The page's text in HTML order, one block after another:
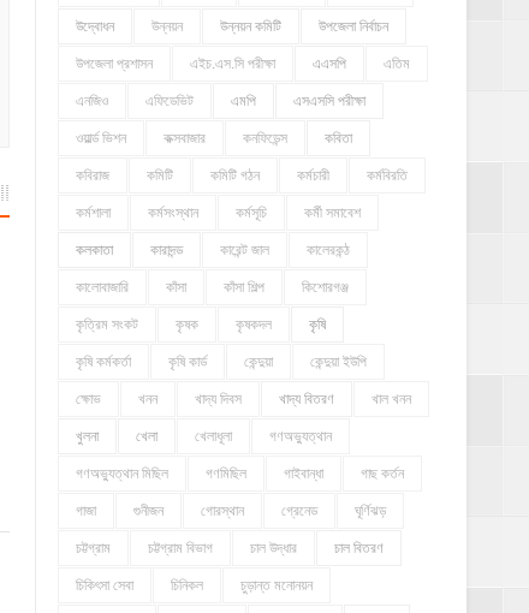
উদ্বোধন উন্নয়ন উন্নয়ন কমিটি উপজেলা নির্বাচন
উপজেলা প্রশাসন এইচ.এস.সি পরীক্ষা এএসপি এতিম
এনজিও এফিডেভিট এমপি এসএসসি পরীক্ষা
ওয়ার্ল্ড ভিশন কক্সবাজার কনফিডেন্স কবিতা
কবিরাজ কমিটি কমিটি গঠন কর্মচারী কর্মবিরতি
কর্মশালা কর্মসংস্থান কর্মসূচি কর্মী সমাবেশ
কলকাতা কারাদন্ড কারেন্ট জাল কালেরকন্ঠ
কালোবাজারি কাঁসা কাঁসা শিল্প কিশোরগঞ্জ
কৃত্রিম সংকট কৃষক কৃষকদল কৃষি
কৃষি কর্মকর্তা কৃষি কার্ড কেন্দুয়া কেন্দুয়া ইউপি
ক্ষোভ খনন খাদ্য দিবস খাদ্য বিতরণ খাল খনন
খুলনা খেলা খেলাধূলা গণঅভ্যুত্থান
গণঅভ্যুত্থান মিছিল গণমিছিল গাইবান্ধা গাছ কর্তন
গাজা গুনীজন গোরস্থান গ্রেনেড ঘূর্ণিঝড়
চট্টগ্রাম চট্টগ্রাম বিভাগ চাল উদ্ধার চাল বিতরণ
চিকিৎসা সেবা চিনিকল চুড়ান্ত মনোনয়ন